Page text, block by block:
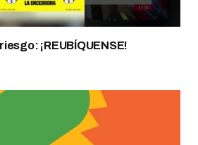
¡REUBÍQUENSE!